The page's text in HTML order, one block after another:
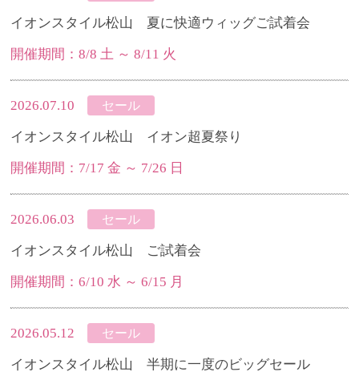
イオンスタイル松山 夏に快適ウィッグご試着会
開催期間：8/8 土 ～ 8/11 火
2026.07.10 セール
イオンスタイル松山 イオン超夏祭り
開催期間：7/17 金 ～ 7/26 日
2026.06.03 セール
イオンスタイル松山 ご試着会
開催期間：6/10 水 ～ 6/15 月
2026.05.12 セール
イオンスタイル松山 半期に一度のビッグセール